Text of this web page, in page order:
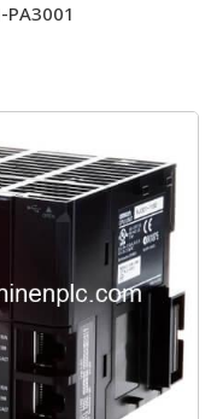
PA3001